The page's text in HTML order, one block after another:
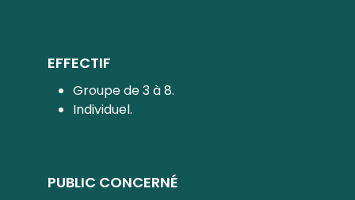
EFFECTIF
Groupe de 3 à 8.
Individuel.
PUBLIC CONCERNÉ